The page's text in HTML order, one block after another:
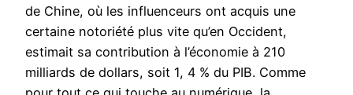
de Chine, où les influenceurs ont acquis une
certaine notoriété plus vite qu’en Occident,
estimait sa contribution à l’économie à 210
milliards de dollars, soit 1, 4 % du PIB. Comme